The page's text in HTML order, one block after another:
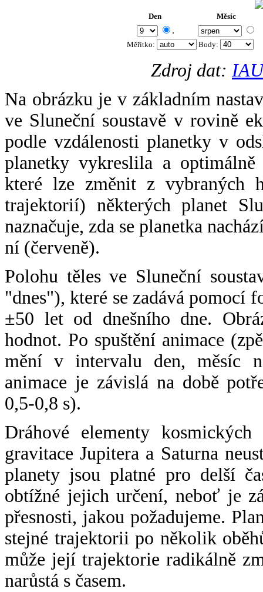
Den Měsíc
.
Měřítko: Body:
Zdroj dat:
Na obrázku je v základním
ve Sluneční soustavě v rovině
podle vzdálenosti planetky v
planetky vykreslila a
které lze změnit z vybraných
trajektorií) některých planet
naznačuje, zda se planetka
ní (červeně).
Polohu těles ve Sluneční
"dnes"), které se zadává pomocí
±50 let od dnešního dne.
hodnot. Po spuštění animace
mění v intervalu den, měsíc
animace je závislá na době
0,5-0,8 s).
Dráhové elementy
gravitace Jupitera a Saturna
planety jsou platné pro delší
obtížné jejich určení, neboť je
přesnosti, jakou požadujeme.
stejné trajektorii po několik
může její trajektorie radikálně
narůstá s časem.